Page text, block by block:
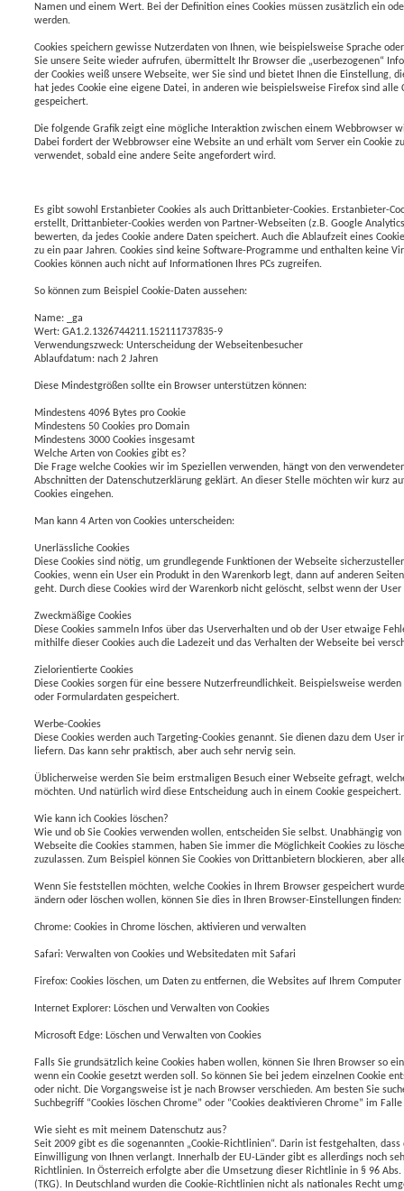
Namen und einem Wert. Bei der Definition eines Cookies müssen zusätzlich ein
werden.
Cookies speichern gewisse Nutzerdaten von Ihnen, wie beispielsweise Sprache
Sie unsere Seite wieder aufrufen, übermittelt Ihr Browser die „userbezogenen“
der Cookies weiß unsere Webseite, wer Sie sind und bietet Ihnen die Einstellung,
hat jedes Cookie eine eigene Datei, in anderen wie beispielsweise Firefox sind alle
gespeichert.
Die folgende Grafik zeigt eine mögliche Interaktion zwischen einem Webbrowser
Dabei fordert der Webbrowser eine Website an und erhält vom Server ein Cookie
verwendet, sobald eine andere Seite angefordert wird.
Es gibt sowohl Erstanbieter Cookies als auch Drittanbieter-Cookies. Erstanbieter-
erstellt, Drittanbieter-Cookies werden von Partner-Webseiten (z.B. Google
bewerten, da jedes Cookie andere Daten speichert. Auch die Ablaufzeit eines
zu ein paar Jahren. Cookies sind keine Software-Programme und enthalten keine
Cookies können auch nicht auf Informationen Ihres PCs zugreifen.
So können zum Beispiel Cookie-Daten aussehen:
Name: _ga
Wert: GA1.2.1326744211.152111737835-9
Verwendungszweck: Unterscheidung der Webseitenbesucher
Ablaufdatum: nach 2 Jahren
Diese Mindestgrößen sollte ein Browser unterstützen können:
Mindestens 4096 Bytes pro Cookie
Mindestens 50 Cookies pro Domain
Mindestens 3000 Cookies insgesamt
Welche Arten von Cookies gibt es?
Die Frage welche Cookies wir im Speziellen verwenden, hängt von den
Abschnitten der Datenschutzerklärung geklärt. An dieser Stelle möchten wir kurz
Cookies eingehen.
Man kann 4 Arten von Cookies unterscheiden:
Unerlässliche Cookies
Diese Cookies sind nötig, um grundlegende Funktionen der Webseite
Cookies, wenn ein User ein Produkt in den Warenkorb legt, dann auf anderen
geht. Durch diese Cookies wird der Warenkorb nicht gelöscht, selbst wenn der
Zweckmäßige Cookies
Diese Cookies sammeln Infos über das Userverhalten und ob der User etwaige
mithilfe dieser Cookies auch die Ladezeit und das Verhalten der Webseite bei
Zielorientierte Cookies
Diese Cookies sorgen für eine bessere Nutzerfreundlichkeit. Beispielsweise
oder Formulardaten gespeichert.
Werbe-Cookies
Diese Cookies werden auch Targeting-Cookies genannt. Sie dienen dazu dem User
liefern. Das kann sehr praktisch, aber auch sehr nervig sein.
Üblicherweise werden Sie beim erstmaligen Besuch einer Webseite gefragt,
möchten. Und natürlich wird diese Entscheidung auch in einem Cookie gespeichert.
Wie kann ich Cookies löschen?
Wie und ob Sie Cookies verwenden wollen, entscheiden Sie selbst. Unabhängig
Webseite die Cookies stammen, haben Sie immer die Möglichkeit Cookies zu
zuzulassen. Zum Beispiel können Sie Cookies von Drittanbietern blockieren, aber
Wenn Sie feststellen möchten, welche Cookies in Ihrem Browser gespeichert
ändern oder löschen wollen, können Sie dies in Ihren Browser-Einstellungen finden:
Chrome: Cookies in Chrome löschen, aktivieren und verwalten
Safari: Verwalten von Cookies und Websitedaten mit Safari
Firefox: Cookies löschen, um Daten zu entfernen, die Websites auf Ihrem
Internet Explorer: Löschen und Verwalten von Cookies
Microsoft Edge: Löschen und Verwalten von Cookies
Falls Sie grundsätzlich keine Cookies haben wollen, können Sie Ihren Browser so
wenn ein Cookie gesetzt werden soll. So können Sie bei jedem einzelnen Cookie
oder nicht. Die Vorgangsweise ist je nach Browser verschieden. Am besten Sie
Suchbegriff “Cookies löschen Chrome” oder “Cookies deaktivieren Chrome” im
Wie sieht es mit meinem Datenschutz aus?
Seit 2009 gibt es die sogenannten „Cookie-Richtlinien“. Darin ist festgehalten, dass
Einwilligung von Ihnen verlangt. Innerhalb der EU-Länder gibt es allerdings noch
Richtlinien. In Österreich erfolgte aber die Umsetzung dieser Richtlinie in § 96
(TKG). In Deutschland wurden die Cookie-Richtlinien nicht als nationales Recht